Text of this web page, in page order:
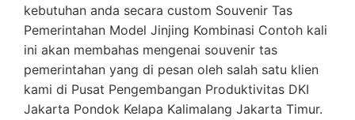
kebutuhan anda secara custom Souvenir Tas
Pemerintahan Model Jinjing Kombinasi Contoh kali
ini akan membahas mengenai souvenir tas
pemerintahan yang di pesan oleh salah satu klien
kami di Pusat Pengembangan Produktivitas DKI
Jakarta Pondok Kelapa Kalimalang Jakarta Timur.